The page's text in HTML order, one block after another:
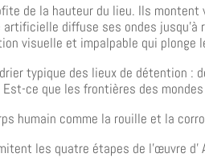
de la hauteur du lieu. Ils
diffuse ses ondes
visuelle et impalpable qui plonge
typique des lieux de détention :
ce que les frontières des
humain comme la rouille et la
les quatre étapes de l’œuvre d’